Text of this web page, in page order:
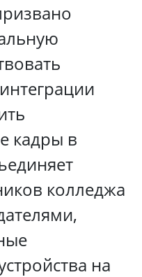
кадры в
колледжа
на